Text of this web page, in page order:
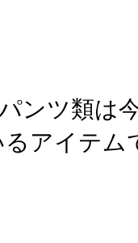
ンツ類は
るアイテム